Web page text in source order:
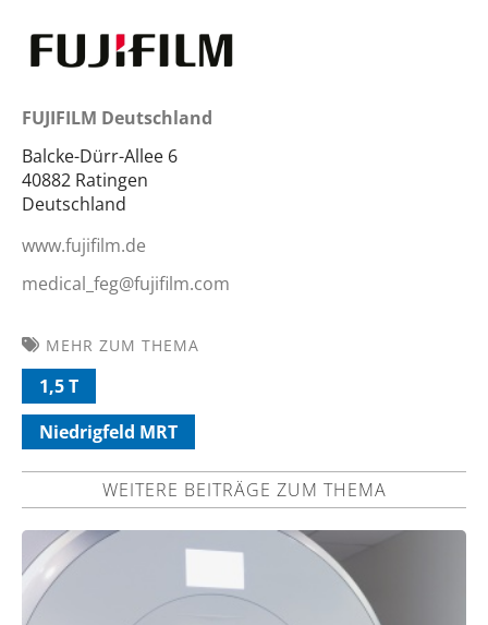
FUJIFILM Deutschland
Balcke-Dürr-Allee 6
40882 Ratingen
Deutschland
www.fujifilm.de
medical_feg@fujifilm.com
MEHR ZUM THEMA
1,5 T
Niedrigfeld MRT
WEITERE BEITRÄGE ZUM THEMA